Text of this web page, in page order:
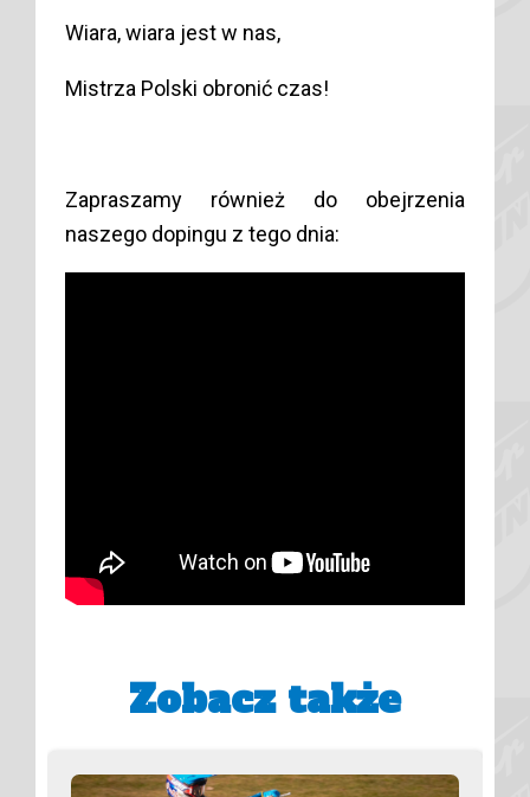
Wiara, wiara jest w nas,
Mistrza Polski obronić czas!
Zapraszamy również do obejrzenia
naszego dopingu z tego dnia:
Zobacz także